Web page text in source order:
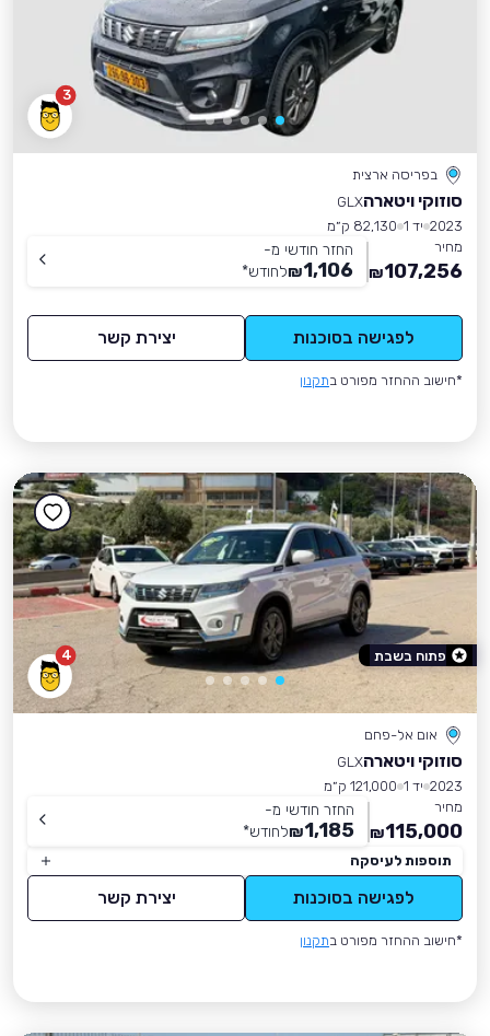
3
בפריסה ארצית
סוזוקי ויטארהGLX
2023 יד 1
82,130 ק״מ
מחיר
107,256
₪
החזר חודשי מ-
1,106
₪לחודש*
לפגישה בסוכנות יצירת קשר
*חישוב ההחזר מפורט בתקנון
4
אום אל-פחם
סוזוקי ויטארהGLX
2023 יד 1
121,000 ק״מ
מחיר
115,000
₪
החזר חודשי מ-
1,185
₪לחודש*
תוספות לעיסקה
לפגישה בסוכנות יצירת קשר
*חישוב ההחזר מפורט בתקנון
פתוח בשבת